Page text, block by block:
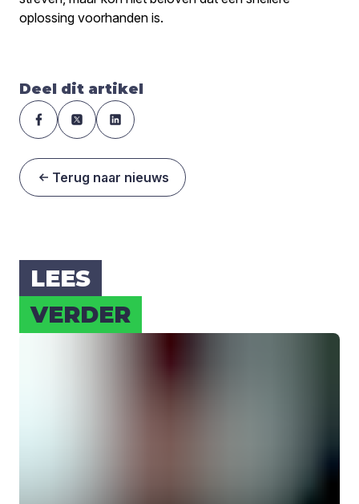
oplossing voorhanden is.
Deel dit artikel
Terug naar nieuws
LEES
VER­DER